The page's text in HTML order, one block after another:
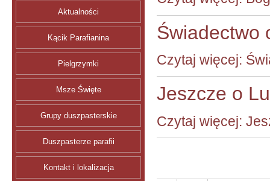
Aktualności
Kącik Parafianina
Pielgrzymki
Msze Święte
Grupy duszpasterskie
Duszpasterze parafii
Kontakt i lokalizacja
Świadectwo
Czytaj więcej:
Jeszcze o
Czytaj więcej: